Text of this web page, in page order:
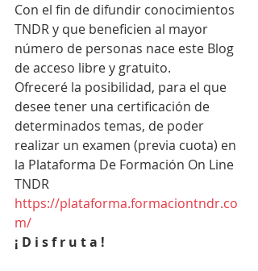
Con el fin de difundir conocimientos
TNDR y que beneficien al mayor
número de personas nace este Blog
de acceso libre y gratuito.
Ofreceré la posibilidad, para el que
desee tener una certificación de
determinados temas, de poder
realizar un examen (previa cuota) en
la Plataforma De Formación On Line
TNDR
https://plataforma.formaciontndr.co
m/
¡ D i s f r u t a !